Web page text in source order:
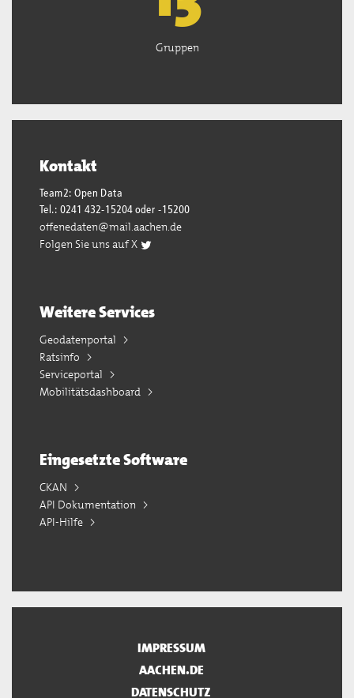
Gruppen
Kontakt
Team2: Open Data
Tel.: 0241 432-15204 oder -15200
offenedaten@mail.aachen.de
Folgen Sie uns auf X
Weitere Services
Geodatenportal
Ratsinfo
Serviceportal
Mobilitätsdashboard
Eingesetzte Software
CKAN
API Dokumentation
API-Hilfe
IMPRESSUM
AACHEN.DE
DATENSCHUTZ